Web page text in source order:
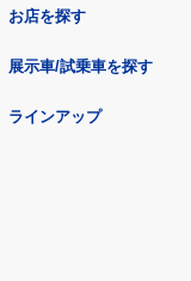
お店を探す
展示車/試乗車を探す
ラインアップ